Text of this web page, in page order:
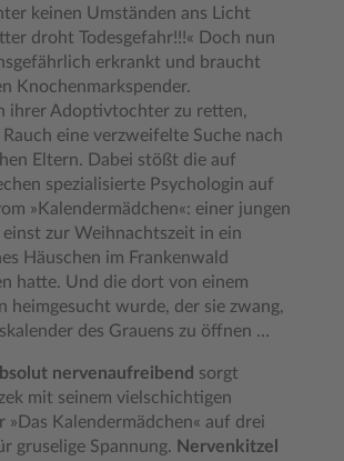
keinen Umständen ans Licht
droht Todesgefahr!!!« Doch nun
erkrankt und braucht
Knochenmarkspender.
ihrer Adoptivtochter zu retten,
eine verzweifelte Suche nach
Eltern. Dabei stößt die auf
spezialisierte Psychologin auf
»Kalendermädchen«: einer jungen
einst zur Weihnachtszeit in ein
Häuschen im Frankenwald
hatte. Und die dort von einem
heimgesucht wurde, der sie zwang,
des Grauens zu öffnen …
nervenaufreibend sorgt
mit seinem vielschichtigen
»Das Kalendermädchen« auf drei
gruselige Spannung. Nervenkitzel